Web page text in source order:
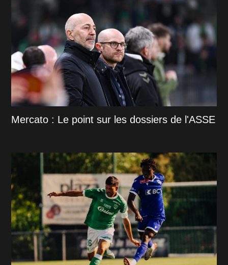
Mercato : Le point sur les dossiers de l'ASSE